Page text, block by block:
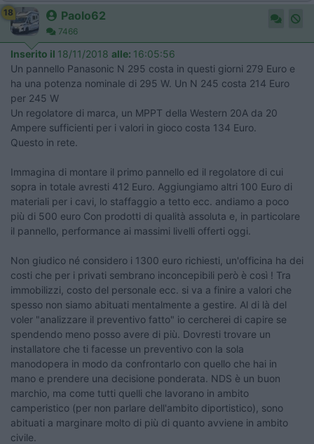
18
Paolo62
7466
Inserito il 18/11/2018 alle: 16:05:56
Un pannello Panasonic N 295 costa in questi giorni 279 Euro e
ha una potenza nominale di 295 W. Un N 245 costa 214 Euro
per 245 W
Un regolatore di marca, un MPPT della Western 20A da 20
Ampere sufficienti per i valori in gioco costa 134 Euro.
Questo in rete.
Immagina di montare il primo pannello ed il regolatore di cui
sopra in totale avresti 412 Euro. Aggiungiamo altri 100 Euro di
materiali per i cavi, lo staffaggio a tetto ecc. andiamo a poco
più di 500 euro Con prodotti di qualità assoluta e, in particolare
il pannello, performance ai massimi livelli offerti oggi.
Non giudico né considero i 1300 euro richiesti, un'officina ha dei
costi che per i privati sembrano inconcepibili però è così ! Tra
immobilizzi, costo del personale ecc. si va a finire a valori che
spesso non siamo abituati mentalmente a gestire. Al di là del
voler "analizzare il preventivo fatto" io cercherei di capire se
spendendo meno posso avere di più. Dovresti trovare un
installatore che ti facesse un preventivo con la sola
manodopera in modo da confrontarlo con quello che hai in
mano e prendere una decisione ponderata. NDS è un buon
marchio, ma come tutti quelli che lavorano in ambito
camperistico (per non parlare dell'ambito diportistico), sono
abituati a marginare molto di più di quanto avviene in ambito
civile.